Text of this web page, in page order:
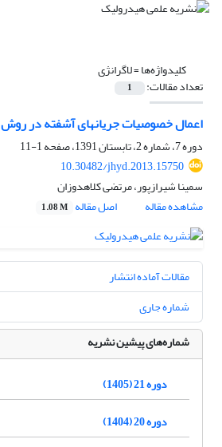
کلیدواژه‌ها =لاگرانژی
تعداد مقالات: 1
اعمال خصوصیات جریانهای آشفته در روش MPS چند فازی
دوره 7، شماره 2، تابستان 1391، صفحه
1-11
10.30482/jhyd.2013.15750
سمینا شیرازپور، مرتضی کلاهدوزان
مشاهده مقاله
اصل مقاله 1.08 M
مقالات آماده انتشار
شماره جاری
شماره‌های پیشین نشریه
دوره 21 (1405)
دوره 20 (1404)